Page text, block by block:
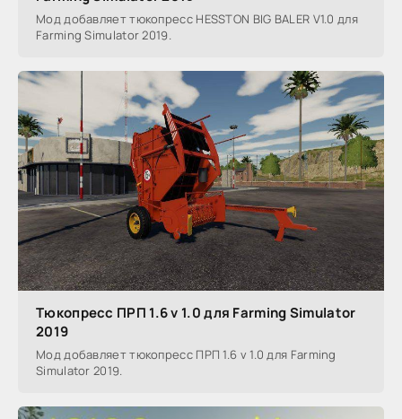
Мод добавляет тюкопресс HESSTON BIG BALER V1.0 для
Farming Simulator 2019.
Тюкопресс ПРП 1.6 v 1.0 для Farming Simulator
2019
Мод добавляет тюкопресс ПРП 1.6 v 1.0 для Farming
Simulator 2019.